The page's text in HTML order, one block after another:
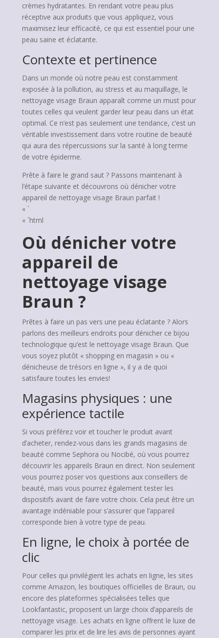
crèmes hydratantes. En rendant votre peau plus
réceptive aux produits que vous appliquez, vous
maximisez leur efficacité, ce qui est essentiel pour une
peau saine et éclatante.
Contexte et pertinence
Dans un monde où notre peau est constamment
exposée à la pollution, au stress et au maquillage, le
nettoyage visage Braun apparaît comme un must pour
toutes celles qui veulent garder leur peau dans un état
optimal. Ce n’est pas seulement une tendance, c’est un
véritable investissement dans votre routine de beauté
qui aura des répercussions sur la santé à long terme
de votre épiderme.
Prête à faire le grand saut ? Passons maintenant à
l’étape suivante et découvrons où dénicher votre
appareil de nettoyage visage Braun parfait !
« `
« `html
Où dénicher votre
appareil de
nettoyage visage
Braun ?
Prêtes à faire un pas vers une peau éclatante ? Alors
parlons des meilleurs endroits pour dénicher ce bijou
technologique qu’est le nettoyage visage Braun. Que
vous soyez plutôt « shopping en magasin » ou «
dénicheuse de trésors en ligne », il y a de quoi
satisfaure toutes les envies!
Magasins physiques : une
expérience tactile
Si vous préférez voir et toucher le produit avant
d’acheter, rendez-vous dans les grands magasins de
beauté comme Sephora ou Nocibé, où vous pourrez
découvrir les appareils Braun en direct. Non seulement
vous pourrez poser vos questions aux conseillers de
beauté, mais vous pourrez également tester les
dispositifs avant de faire votre choix. Cela peut être un
avantage indéniable pour s’assurer que l’appareil
corresponde bien à votre type de peau.
En ligne, le choix à portée de
clic
Pour celles qui privilégient les achats en ligne, les sites
comme Amazon, les boutiques officielles de Braun, ou
encore des plateformes spécialisées telles que
Lookfantastic, proposent un large choix d’appareils de
nettoyage visage. Les achats en ligne offrent le luxe de
comparer les prix et de lire les avis de personnes ayant